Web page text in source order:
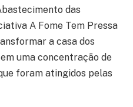
das
A Fome Tem Pressa
a casa dos
uma concentração de
foram atingidos pelas